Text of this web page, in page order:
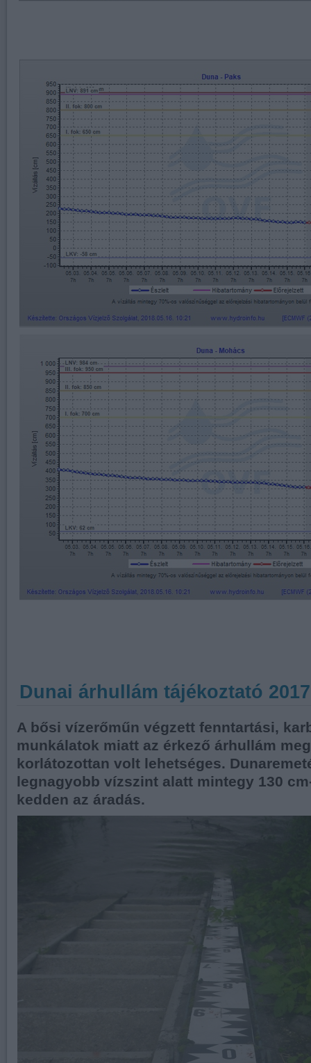
Dunai árhullám tájékoztató
A bősi vízerőműn végzett fenntartási,
munkálatok miatt az érkező árhullám
korlátozottan volt lehetséges.
legnagyobb vízszint alatt mintegy 130
kedden az áradás.